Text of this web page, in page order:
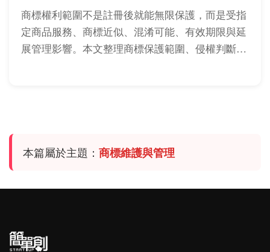
商標權利範圍不是註冊後就能無限保護，而是受指
定商品服務、商標近似、混淆可能、有效期限與延
展管理影響。本文整理商標保護範圍、侵權判斷、
本篇屬於主題： 商標維護與管理